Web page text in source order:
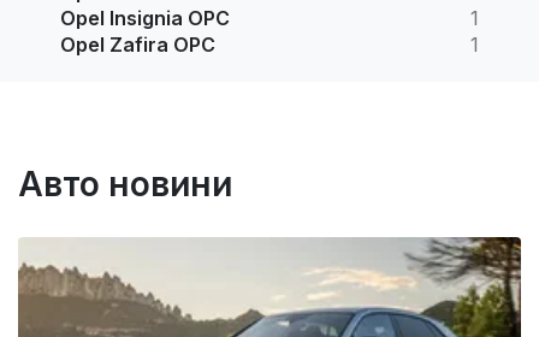
Opel Insignia OPC
1
Opel Zafira OPC
1
Авто новини